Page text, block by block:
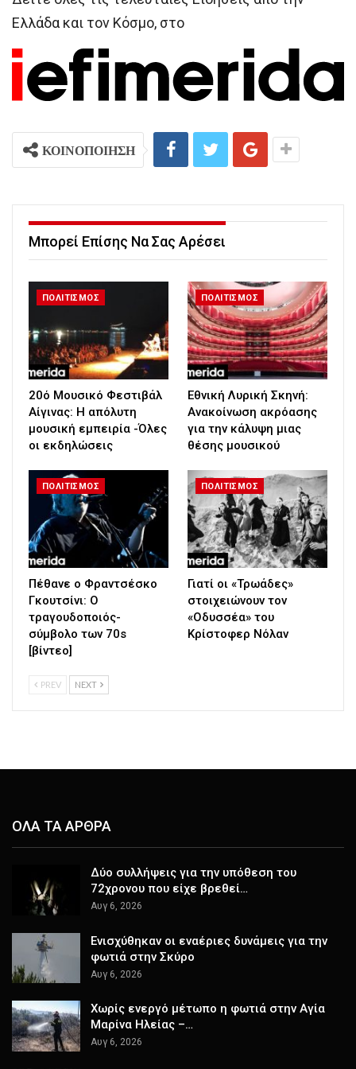
Ελλάδα και τον Κόσμο, στο
ΚΟΙΝΟΠΟΙΗΣΗ
Μπορεί Επίσης Να Σας Αρέσει
ΠΟΛΙΤΙΣΜΟΣ
20ό Μουσικό Φεστιβάλ
Αίγινας: Η απόλυτη
μουσική εμπειρία -Όλες
οι εκδηλώσεις
ΠΟΛΙΤΙΣΜΟΣ
Εθνική Λυρική Σκηνή:
Ανακοίνωση ακρόασης
για την κάλυψη μιας
θέσης μουσικού
ΠΟΛΙΤΙΣΜΟΣ
Πέθανε ο Φραντσέσκο
Γκουτσίνι: Ο
τραγουδοποιός-
σύμβολο των 70s
[βίντεο]
ΠΟΛΙΤΙΣΜΟΣ
Γιατί οι «Τρωάδες»
στοιχειώνουν τον
«Οδυσσέα» του
Κρίστοφερ Νόλαν
PREV NEXT
ΟΛΑ ΤΑ ΑΡΘΡΑ
Δύο συλλήψεις για την υπόθεση του
72χρονου που είχε βρεθεί…
Αυγ 6, 2026
Ενισχύθηκαν οι εναέριες δυνάμεις για την
φωτιά στην Σκύρο
Αυγ 6, 2026
Χωρίς ενεργό μέτωπο η φωτιά στην Αγία
Μαρίνα Ηλείας –…
Αυγ 6, 2026